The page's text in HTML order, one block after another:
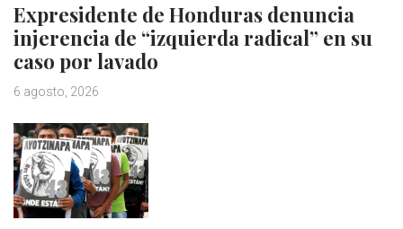
Expresidente de Honduras denuncia
injerencia de “izquierda radical” en su
caso por lavado
6 agosto, 2026